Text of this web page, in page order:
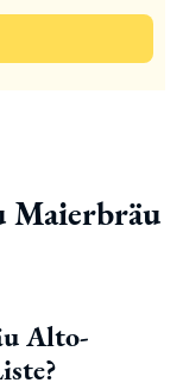
Maierbräu
Alto-